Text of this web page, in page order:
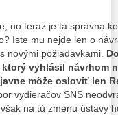
no teraz je tá správna
Iste mu nejde len o
novými požiadavkami.
vyhlásil návrhom
môže osloviť len
vydieračov SNS
na tú zmenu ústavy